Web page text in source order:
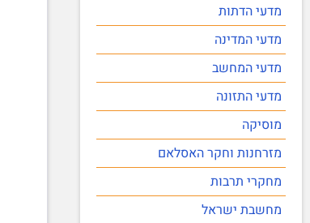
מדעי הדתות
מדעי המדינה
מדעי המחשב
מדעי התזונה
מוסיקה
מזרחנות וחקר האסלאם
מחקרי תרבות
מחשבת ישראל